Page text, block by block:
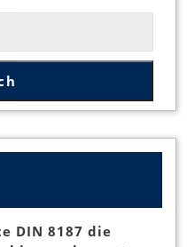
DIN 8187 die